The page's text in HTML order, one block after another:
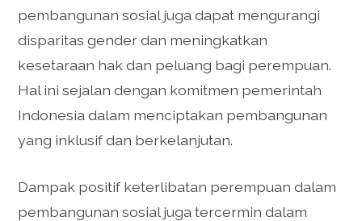
pembangunan sosial juga dapat mengurangi
disparitas gender dan meningkatkan
kesetaraan hak dan peluang bagi perempuan.
Hal ini sejalan dengan komitmen pemerintah
Indonesia dalam menciptakan pembangunan
yang inklusif dan berkelanjutan.
Dampak positif keterlibatan perempuan dalam
pembangunan sosial juga tercermin dalam